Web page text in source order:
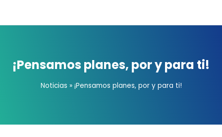
¡Pensamos planes, por y para ti!
Noticias » ¡Pensamos planes, por y para ti!